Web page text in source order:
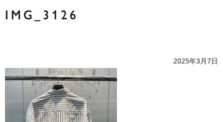
IMG_3126
2025年3月7日